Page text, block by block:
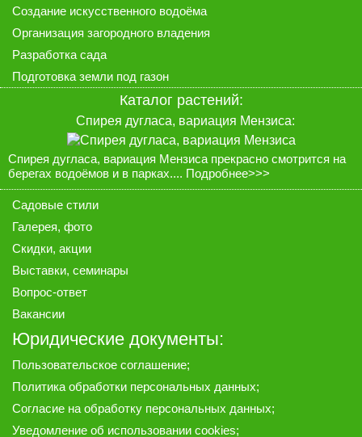
Создание искусственного водоёма
Организация загородного владения
Разработка сада
Подготовка земли под газон
Каталог растений:
Спирея дугласа, вариация Мензиса:
Спирея дугласа, вариация Мензиса прекрасно смотрится на
берегах водоёмов и в парках.... Подробнее>>>
Садовые стили
Галерея, фото
Скидки, акции
Выставки, семинары
Вопрос-ответ
Вакансии
Юридические документы:
Пользовательское соглашение;
Политика обработки персональных данных;
Согласие на обработку персональных данных;
Уведомление об использовании cookies;